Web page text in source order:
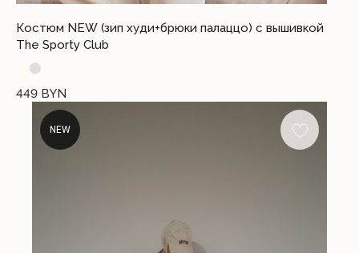
Костюм NEW (зип худи+брюки палаццо) c вышивкой
The Sporty Club
⬤
449 BYN
NEW